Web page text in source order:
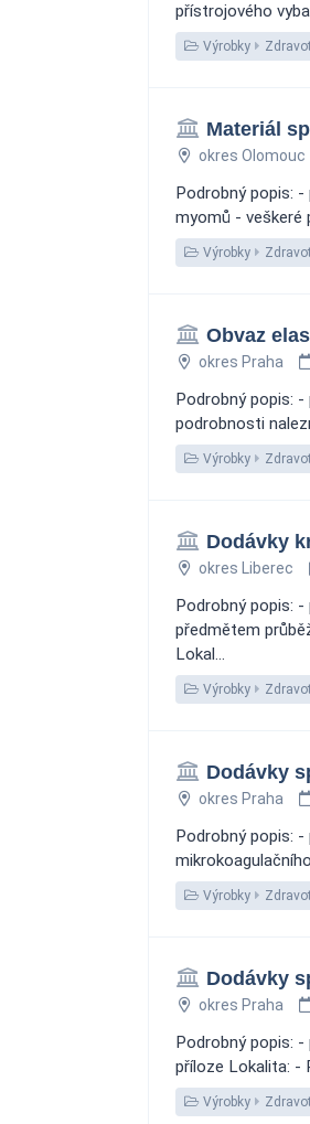
přístrojového
Výrobky
Materiál
okres Olomouc
Podrobný popis:
myomů - veškeré
Výrobky
Obvaz
okres Praha
Podrobný popis:
podrobnosti
Výrobky
Dodávky
okres Liberec
Podrobný popis:
předmětem
Lokal...
Výrobky
Dodávky
okres Praha
Podrobný popis:
Výrobky
Dodávky
okres Praha
Podrobný popis:
příloze Lokalita: -
Výrobky